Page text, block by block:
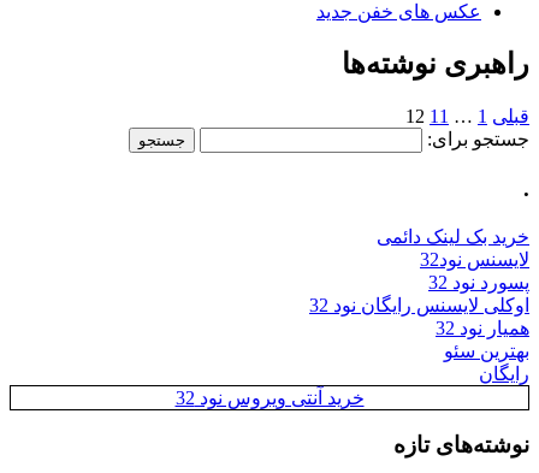
عکس های خفن جدید
راهبری نوشته‌ها
قبلی 1
…
11
12
جستجو برای:
.
خرید بک لینک دائمی
لایسنس نود32
پسورد نود 32
اوکلی لایسنس رایگان نود 32
همیار نود 32
بهترین سئو
رایگان
خرید آنتی ویروس نود 32
نوشته‌های تازه